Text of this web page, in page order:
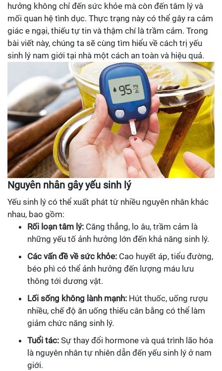
hưởng không chỉ đến sức khỏe mà còn đến tâm lý và
mối quan hệ tình dục. Thực trạng này có thể gây ra cảm
giác e ngại, thiếu tự tin và thậm chí là trầm cảm. Trong
bài viết này, chúng ta sẽ cùng tìm hiểu về cách trị yếu
sinh lý nam giới tại nhà một cách an toàn và hiệu quả.
Nguyên nhân gây yếu sinh lý
Yếu sinh lý có thể xuất phát từ nhiều nguyên nhân khác
nhau, bao gồm:
Rối loạn tâm lý: Căng thẳng, lo âu, trầm cảm là
những yếu tố ảnh hưởng lớn đến khả năng sinh lý.
Các vấn đề về sức khỏe: Cao huyết áp, tiểu đường,
béo phì có thể ảnh hưởng đến lượng máu lưu
thông tới dương vật.
Lối sống không lành mạnh: Hút thuốc, uống rượu
nhiều, chế độ ăn uống thiếu cân bằng có thể làm
giảm chức năng sinh lý.
Tuổi tác: Sự thay đổi hormone và quá trình lão hóa
là nguyên nhân tự nhiên dẫn đến yếu sinh lý ở nam
giới.